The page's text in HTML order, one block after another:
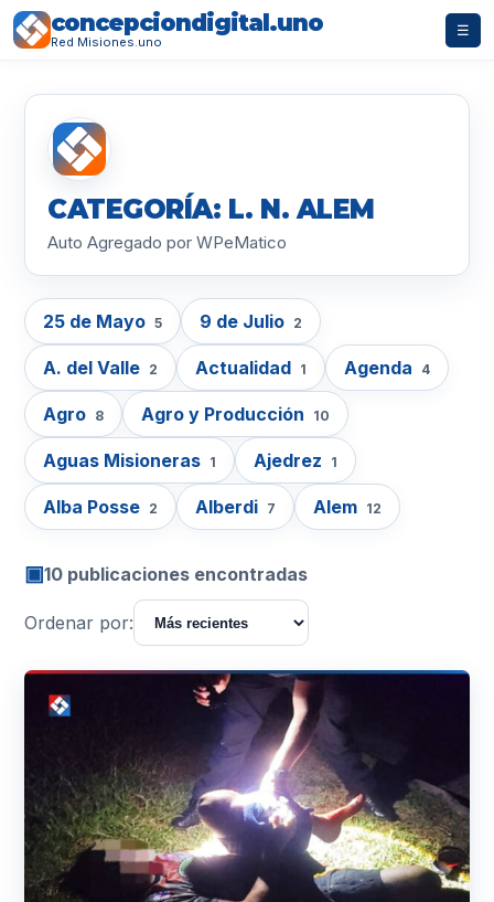
concepciondigital.uno
Red Misiones.uno
☰
CATEGORÍA: L. N. ALEM
Auto Agregado por WPeMatico
25 de Mayo 5 9 de Julio 2
A. del Valle 2 Actualidad 1 Agenda 4
Agro 8 Agro y Producción 10
Aguas Misioneras 1 Ajedrez 1
Alba Posse 2 Alberdi 7 Alem 12
▣10 publicaciones encontradas
Ordenar por: